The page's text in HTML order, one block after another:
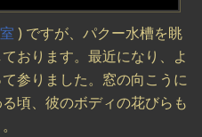
) ですが、パクー水槽を眺
おります。最近になり、よ
参りました。窓の向こうに
頃、彼のボディの花びらも